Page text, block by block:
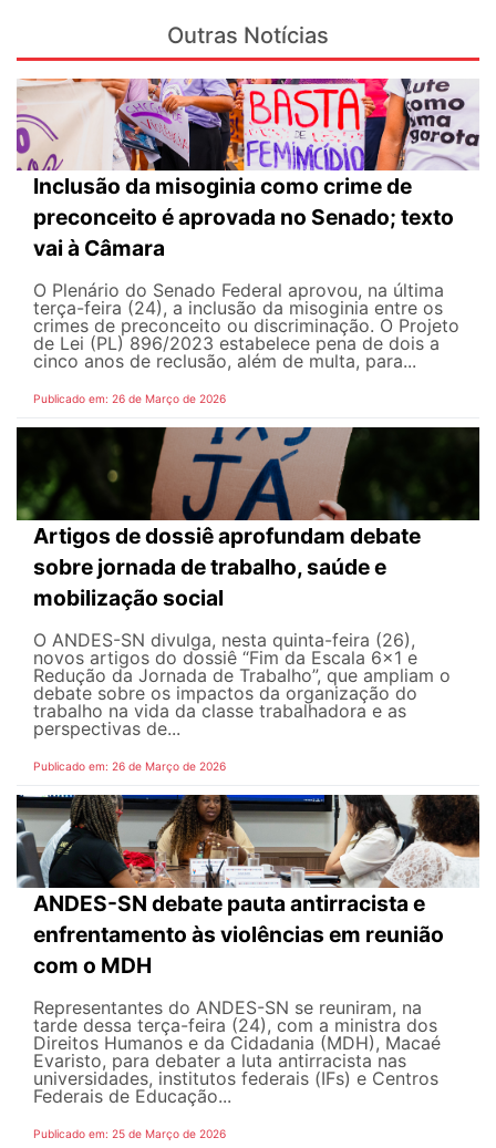
Outras Notícias
Inclusão da misoginia como crime de
preconceito é aprovada no Senado; texto
vai à Câmara
O Plenário do Senado Federal aprovou, na última
terça-feira (24), a inclusão da misoginia entre os
crimes de preconceito ou discriminação. O Projeto
de Lei (PL) 896/2023 estabelece pena de dois a
cinco anos de reclusão, além de multa, para...
Publicado em: 26 de Março de 2026
Artigos de dossiê aprofundam debate
sobre jornada de trabalho, saúde e
mobilização social
O ANDES-SN divulga, nesta quinta-feira (26),
novos artigos do dossiê “Fim da Escala 6×1 e
Redução da Jornada de Trabalho”, que ampliam o
debate sobre os impactos da organização do
trabalho na vida da classe trabalhadora e as
perspectivas de...
Publicado em: 26 de Março de 2026
ANDES-SN debate pauta antirracista e
enfrentamento às violências em reunião
com o MDH
Representantes do ANDES-SN se reuniram, na
tarde dessa terça-feira (24), com a ministra dos
Direitos Humanos e da Cidadania (MDH), Macaé
Evaristo, para debater a luta antirracista nas
universidades, institutos federais (IFs) e Centros
Federais de Educação...
Publicado em: 25 de Março de 2026